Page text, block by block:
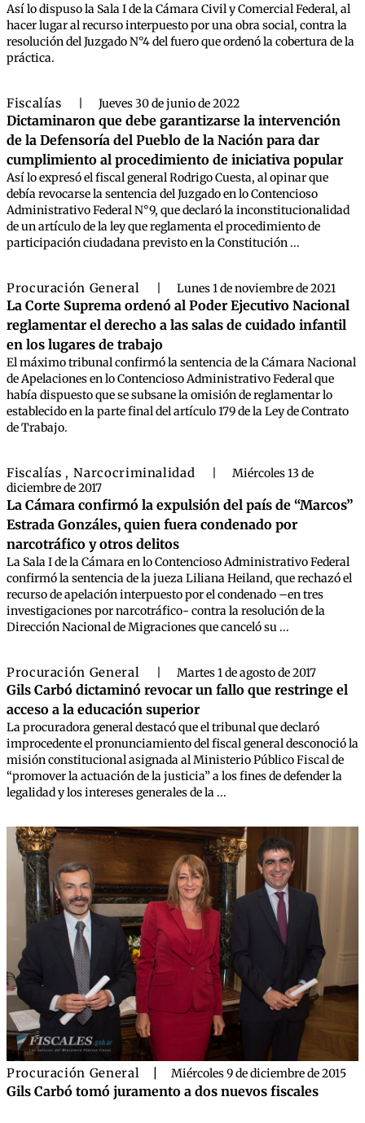
Así lo dispuso la Sala I de la Cámara Civil y Comercial Federal, al
hacer lugar al recurso interpuesto por una obra social, contra la
resolución del Juzgado N°4 del fuero que ordenó la cobertura de la
práctica.
Fiscalías Jueves 30 de junio de 2022
Dictaminaron que debe garantizarse la intervención
de la Defensoría del Pueblo de la Nación para dar
cumplimiento al procedimiento de iniciativa popular
Así lo expresó el fiscal general Rodrigo Cuesta, al opinar que
debía revocarse la sentencia del Juzgado en lo Contencioso
Administrativo Federal N°9, que declaró la inconstitucionalidad
de un artículo de la ley que reglamenta el procedimiento de
participación ciudadana previsto en la Constitución ...
Procuración General Lunes 1 de noviembre de 2021
La Corte Suprema ordenó al Poder Ejecutivo Nacional
reglamentar el derecho a las salas de cuidado infantil
en los lugares de trabajo
El máximo tribunal confirmó la sentencia de la Cámara Nacional
de Apelaciones en lo Contencioso Administrativo Federal que
había dispuesto que se subsane la omisión de reglamentar lo
establecido en la parte final del artículo 179 de la Ley de Contrato
de Trabajo.
Fiscalías , Narcocriminalidad
Miércoles 13 de
diciembre de 2017
La Cámara confirmó la expulsión del país de “Marcos”
Estrada Gonzáles, quien fuera condenado por
narcotráfico y otros delitos
La Sala I de la Cámara en lo Contencioso Administrativo Federal
confirmó la sentencia de la jueza Liliana Heiland, que rechazó el
recurso de apelación interpuesto por el condenado –en tres
investigaciones por narcotráfico- contra la resolución de la
Dirección Nacional de Migraciones que canceló su ...
Procuración General Martes 1 de agosto de 2017
Gils Carbó dictaminó revocar un fallo que restringe el
acceso a la educación superior
La procuradora general destacó que el tribunal que declaró
improcedente el pronunciamiento del fiscal general desconoció la
misión constitucional asignada al Ministerio Público Fiscal de
“promover la actuación de la justicia” a los fines de defender la
legalidad y los intereses generales de la ...
Procuración General Miércoles 9 de diciembre de 2015
Gils Carbó tomó juramento a dos nuevos fiscales